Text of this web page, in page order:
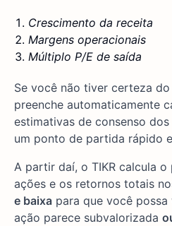
Crescimento da receita
Margens operacionais
Múltiplo P/E de saída
Se você não tiver certeza do
preenche automaticamente
estimativas de consenso
um ponto de partida rápido
A partir daí, o TIKR calcula
ações e os retornos totais
e baixa para que você
ação parece subvalorizada